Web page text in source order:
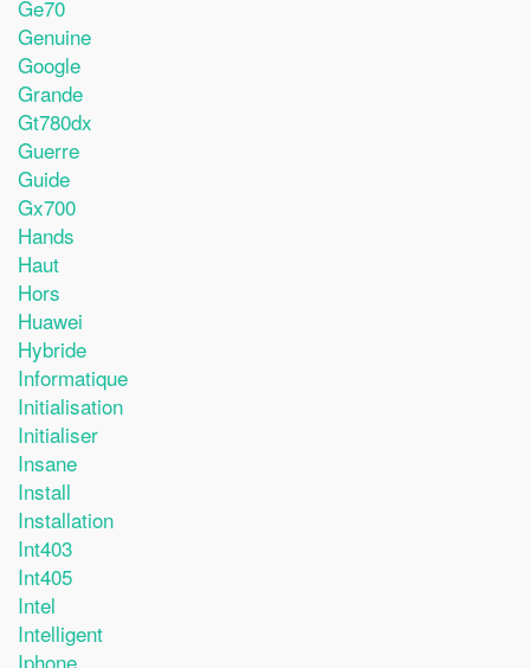
Ge70
Genuine
Google
Grande
Gt780dx
Guerre
Guide
Gx700
Hands
Haut
Hors
Huawei
Hybride
Informatique
Initialisation
Initialiser
Insane
Install
Installation
Int403
Int405
Intel
Intelligent
Iphone